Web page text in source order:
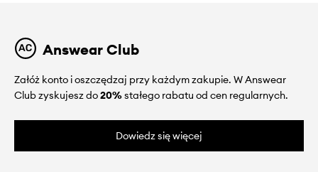
Answear Club
Załóż konto i oszczędzaj przy każdym zakupie. W Answear
Club zyskujesz do20%stałego rabatu od cen regularnych.
Dowiedz się więcej